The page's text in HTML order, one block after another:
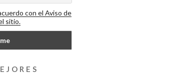
con el Aviso de
sitio.